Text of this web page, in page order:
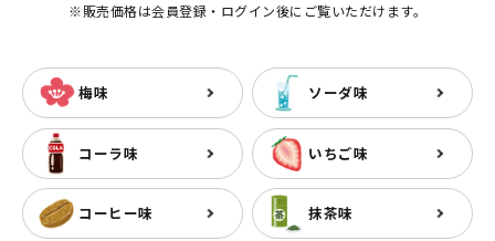
※販売価格は会員登録・ログイン後にご覧いただけます。
梅味 ソーダ味
コーラ味 いちご味
コーヒー味 抹茶味